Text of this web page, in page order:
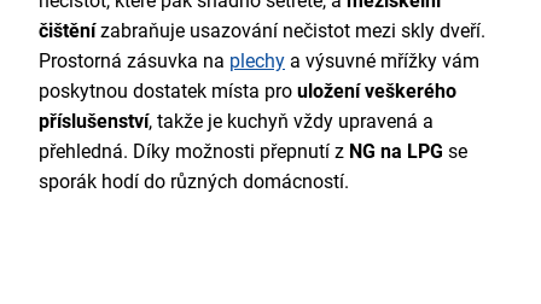
čištěnízabraňuje usazování nečistot mezi skly dveří.
Prostorná zásuvka na plechy a výsuvné mřížky vám
poskytnou dostatek místa pro uložení veškerého
příslušenství, takže je kuchyň vždy upravená a
přehledná. Díky možnosti přepnutí z NG na LPG se
sporák hodí do různých domácností.